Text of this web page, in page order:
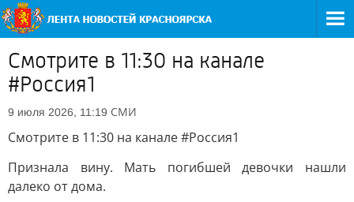
Смотрите в 11:30 на канале
#Россия1
9 июля 2026, 11:19 СМИ
Смотрите в 11:30 на канале #Россия1
Признала вину. Мать погибшей девочки нашли
далеко от дома.